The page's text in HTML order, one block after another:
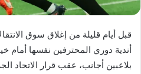
قبل أيام قليلة من إغلاق سوق
أندية دوري المحترفين نفسها أمام
بلاعبين أجانب، عقب قرار الاتحاد